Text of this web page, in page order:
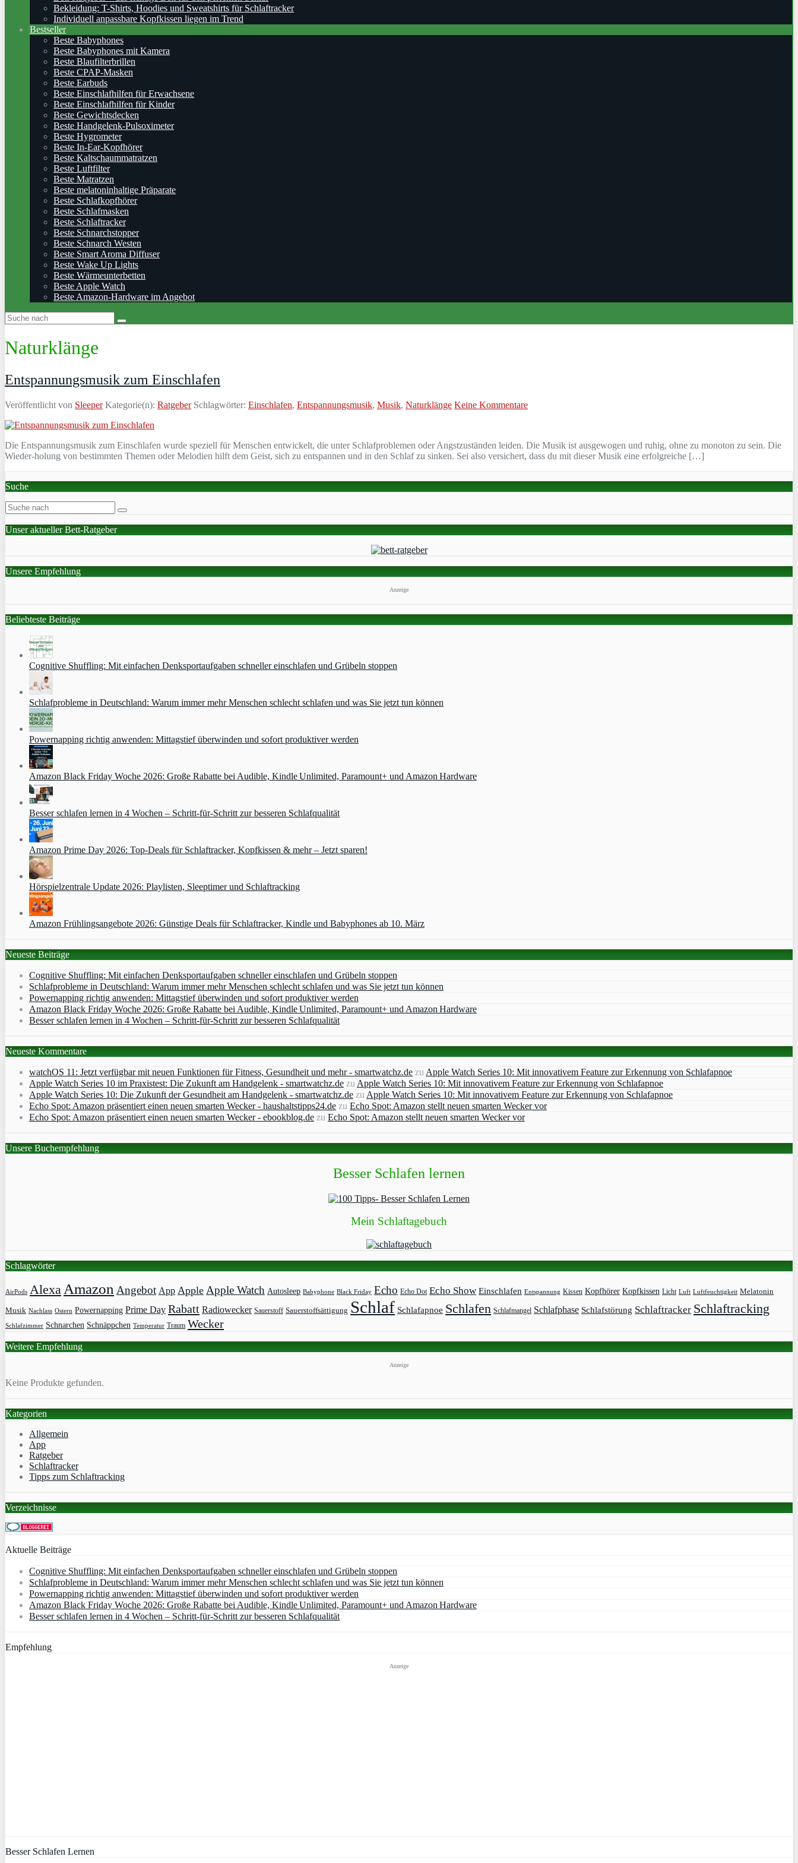
Bekleidung: T-Shirts, Hoodies und Sweatshirts für Schlaftracker
Individuell anpassbare Kopfkissen liegen im Trend
Bestseller
Beste Babyphones
Beste Babyphones mit Kamera
Beste Blaufilterbrillen
Beste CPAP-Masken
Beste Earbuds
Beste Einschlafhilfen für Erwachsene
Beste Einschlafhilfen für Kinder
Beste Gewichtsdecken
Beste Handgelenk-Pulsoximeter
Beste Hygrometer
Beste In-Ear-Kopfhörer
Beste Kaltschaummatratzen
Beste Luftfilter
Beste Matratzen
Beste melatoninhaltige Präparate
Beste Schlafkopfhörer
Beste Schlafmasken
Beste Schlaftracker
Beste Schnarchstopper
Beste Schnarch Westen
Beste Smart Aroma Diffuser
Beste Wake Up Lights
Beste Wärmeunterbetten
Beste Apple Watch
Beste Amazon-Hardware im Angebot
Naturklänge
Entspannungsmusik zum Einschlafen
Veröffentlicht von Sleeper Kategorie(n): RatgeberSchlagwörter: Einschlafen, Entspannungsmusik, Musik, Naturklänge Keine Kommentare
Die Entspannungsmusik zum Einschlafen wurde speziell für Menschen entwickelt, die unter Schlafproblemen oder Angstzuständen leiden. Die Musik ist ausgewogen und ruhig, ohne zu monoton zu sein. Die
Wieder-holung von bestimmten Themen oder Melodien hilft dem Geist, sich zu entspannen und in den Schlaf zu sinken. Sei also versichert, dass du mit dieser Musik eine erfolgreiche […]
Suche
Unser aktueller Bett-Ratgeber
Unsere Empfehlung
Anzeige
Beliebteste Beiträge
Cognitive Shuffling: Mit einfachen Denksportaufgaben schneller einschlafen und Grübeln stoppen
Schlafprobleme in Deutschland: Warum immer mehr Menschen schlecht schlafen und was Sie jetzt tun können
Powernapping richtig anwenden: Mittagstief überwinden und sofort produktiver werden
Amazon Black Friday Woche 2026: Große Rabatte bei Audible, Kindle Unlimited, Paramount+ und Amazon Hardware
Besser schlafen lernen in 4 Wochen – Schritt‑für‑Schritt zur besseren Schlafqualität
Amazon Prime Day 2026: Top-Deals für Schlaftracker, Kopfkissen & mehr – Jetzt sparen!
Hörspielzentrale Update 2026: Playlisten, Sleeptimer und Schlaftracking
Amazon Frühlingsangebote 2026: Günstige Deals für Schlaftracker, Kindle und Babyphones ab 10. März
Neueste Beiträge
Cognitive Shuffling: Mit einfachen Denksportaufgaben schneller einschlafen und Grübeln stoppen
Schlafprobleme in Deutschland: Warum immer mehr Menschen schlecht schlafen und was Sie jetzt tun können
Powernapping richtig anwenden: Mittagstief überwinden und sofort produktiver werden
Amazon Black Friday Woche 2026: Große Rabatte bei Audible, Kindle Unlimited, Paramount+ und Amazon Hardware
Besser schlafen lernen in 4 Wochen – Schritt‑für‑Schritt zur besseren Schlafqualität
Neueste Kommentare
watchOS 11: Jetzt verfügbar mit neuen Funktionen für Fitness, Gesundheit und mehr - smartwatchz.de zu Apple Watch Series 10: Mit innovativem Feature zur Erkennung von Schlafapnoe
Apple Watch Series 10 im Praxistest: Die Zukunft am Handgelenk - smartwatchz.de zu Apple Watch Series 10: Mit innovativem Feature zur Erkennung von Schlafapnoe
Apple Watch Series 10: Die Zukunft der Gesundheit am Handgelenk - smartwatchz.de zu Apple Watch Series 10: Mit innovativem Feature zur Erkennung von Schlafapnoe
Echo Spot: Amazon präsentiert einen neuen smarten Wecker - haushaltstipps24.de zu Echo Spot: Amazon stellt neuen smarten Wecker vor
Echo Spot: Amazon präsentiert einen neuen smarten Wecker - ebookblog.de zu Echo Spot: Amazon stellt neuen smarten Wecker vor
Unsere Buchempfehlung
Besser Schlafen lernen
Mein Schlaftagebuch
Schlagwörter
AirPods Alexa Amazon Angebot App Apple Apple Watch Autosleep Babyphone Black Friday Echo Echo Dot Echo Show Einschlafen Entspannung Kissen Kopfhörer Kopfkissen Licht Luft Luftfeuchtigkeit Melatonin
Musik Nachlass Ostern Powernapping Prime Day Rabatt Radiowecker Sauerstoff Sauerstoffsättigung Schlaf Schlafapnoe Schlafen Schlafmangel Schlafphase Schlafstörung Schlaftracker Schlaftracking
Schlafzimmer Schnarchen Schnäppchen Temperatur Traum Wecker
Weitere Empfehlung
Anzeige
Keine Produkte gefunden.
Kategorien
Allgemein
App
Ratgeber
Schlaftracker
Tipps zum Schlaftracking
Verzeichnisse
Aktuelle Beiträge
Cognitive Shuffling: Mit einfachen Denksportaufgaben schneller einschlafen und Grübeln stoppen
Schlafprobleme in Deutschland: Warum immer mehr Menschen schlecht schlafen und was Sie jetzt tun können
Powernapping richtig anwenden: Mittagstief überwinden und sofort produktiver werden
Amazon Black Friday Woche 2026: Große Rabatte bei Audible, Kindle Unlimited, Paramount+ und Amazon Hardware
Besser schlafen lernen in 4 Wochen – Schritt‑für‑Schritt zur besseren Schlafqualität
Empfehlung
Anzeige
Besser Schlafen Lernen